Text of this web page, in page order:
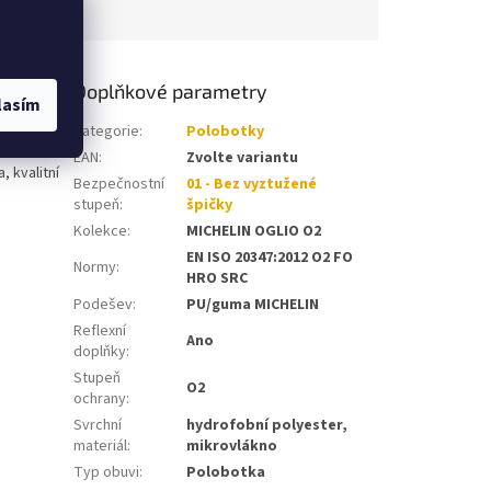
kvalitní
Doplňkové parametry
Kategorie:
Polobotky
EAN:
Zvolte variantu
Bezpečnostní
stupeň:
01 - Bez vyztužené
špičky
Kolekce:
MICHELIN OGLIO O2
Normy:
EN ISO 20347:2012 O2 FO
HRO SRC
Podešev:
PU/guma MICHELIN
Reflexní
doplňky:
Ano
Stupeň
ochrany:
O2
Svrchní
materiál:
hydrofobní polyester,
mikrovlákno
Typ obuvi:
Polobotka